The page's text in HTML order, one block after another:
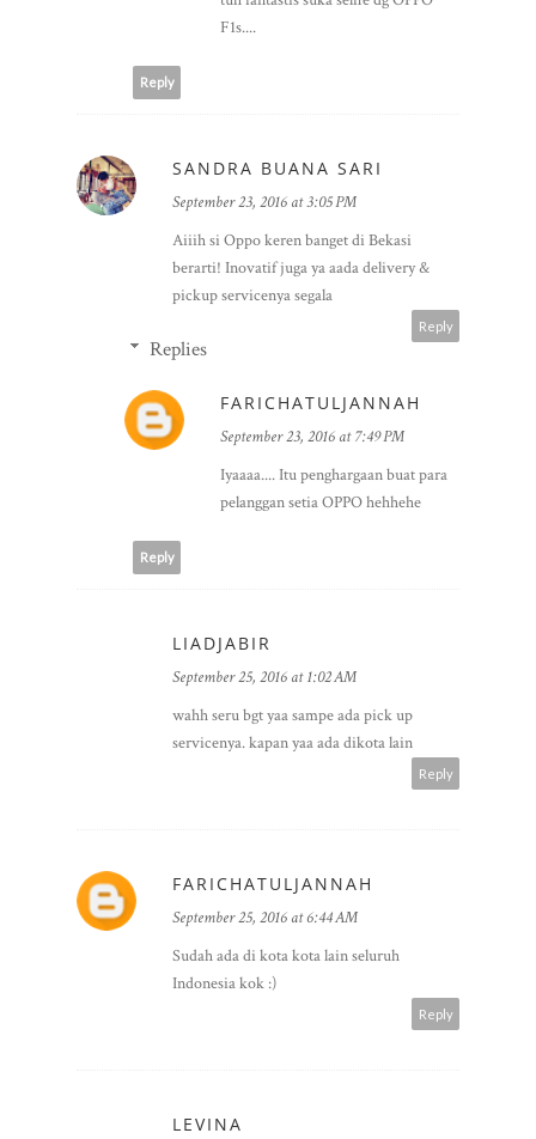
F1s....
Reply
SANDRA BUANA SARI
September 23, 2016 at 3:05 PM
Aiiih si Oppo keren banget di Bekasi
berarti! Inovatif juga ya aada delivery &
pickup servicenya segala
Reply
Replies
FARICHATULJANNAH
September 23, 2016 at 7:49 PM
Iyaaaa.... Itu penghargaan buat para
pelanggan setia OPPO hehhehe
Reply
LIADJABIR
September 25, 2016 at 1:02 AM
wahh seru bgt yaa sampe ada pick up
servicenya. kapan yaa ada dikota lain
Reply
FARICHATULJANNAH
September 25, 2016 at 6:44 AM
Sudah ada di kota kota lain seluruh
Indonesia kok :)
Reply
LEVINA